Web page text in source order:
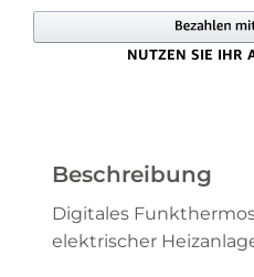
Beschreibung
Digitales
elektrischer